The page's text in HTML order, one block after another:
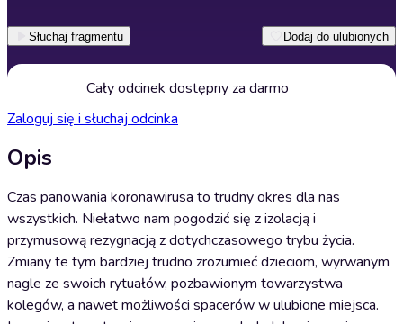
Słuchaj fragmentu Dodaj do ulubionych
Cały odcinek dostępny za darmo
Zaloguj się i słuchaj odcinka
Opis
Czas panowania koronawirusa to trudny okres dla nas
wszystkich. Niełatwo nam pogodzić się z izolacją i
przymusową rezygnacją z dotychczasowego trybu życia.
Zmiany te tym bardziej trudno zrozumieć dzieciom, wyrwanym
nagle ze swoich rytuałów, pozbawionym towarzystwa
kolegów, a nawet możliwości spacerów w ulubione miejsca.